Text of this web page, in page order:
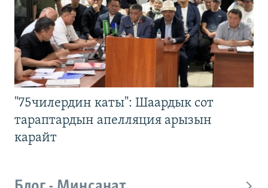
"75чилердин каты": Шаардык сот
тараптардын апелляция арызын
карайт